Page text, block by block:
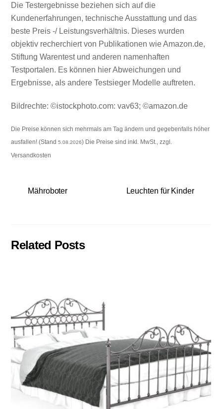
Die Testergebnisse beziehen sich auf die
Kundenerfahrungen, technische Ausstattung und das
beste Preis -/ Leistungsverhältnis. Dieses wurden
objektiv recherchiert von Publikationen wie Amazon.de,
Stiftung Warentest und anderen namenhaften
Testportalen. Es können hier Abweichungen und
Ergebnisse, als andere Testsieger Modelle auftreten.
Bildrechte: ©istockphoto.com: vav63; ©amazon.de
Die Preise können sich mehrmals am Tag ändern und gegebenfalls höher
ausfallen! (Stand5.08.2026) Die Preise sind inkl. MwSt., zzgl.
Versandkosten
Mähroboter Leuchten für Kinder
Related Posts